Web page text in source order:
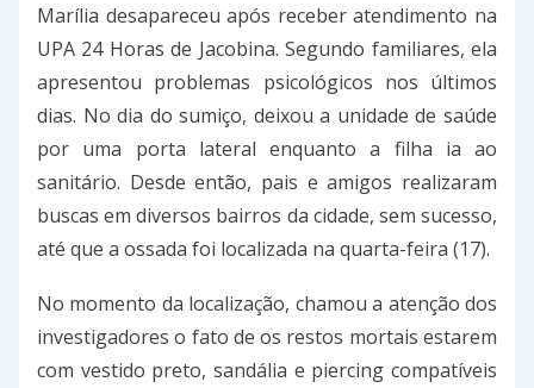
Marília desapareceu após receber atendimento na
UPA 24 Horas de Jacobina. Segundo familiares, ela
apresentou problemas psicológicos nos últimos
dias. No dia do sumiço, deixou a unidade de saúde
por uma porta lateral enquanto a filha ia ao
sanitário. Desde então, pais e amigos realizaram
buscas em diversos bairros da cidade, sem sucesso,
até que a ossada foi localizada na quarta-feira (17).
No momento da localização, chamou a atenção dos
investigadores o fato de os restos mortais estarem
com vestido preto, sandália e piercing compatíveis